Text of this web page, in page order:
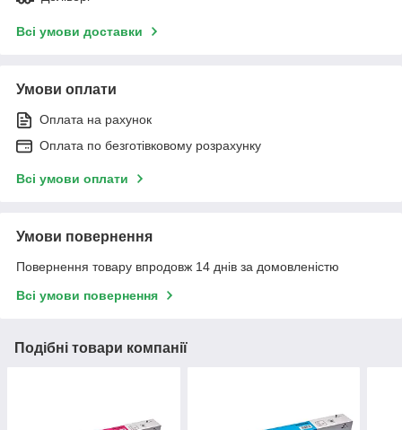
Всі умови доставки
Умови оплати
Оплата на рахунок
Оплата по безготівковому розрахунку
Всі умови оплати
Умови повернення
Повернення товару впродовж 14 днів за домовленістю
Всі умови повернення
Подібні товари компанії